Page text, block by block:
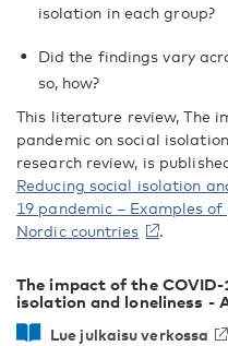
isolation in each group?
Did the findings vary
so, how?
This literature review, The
pandemic on social
research review, is
Reducing social isolation
19 pandemic – Examples
Nordic countries
.
The impact of the
isolation and loneliness -
Lue julkaisu verkossa